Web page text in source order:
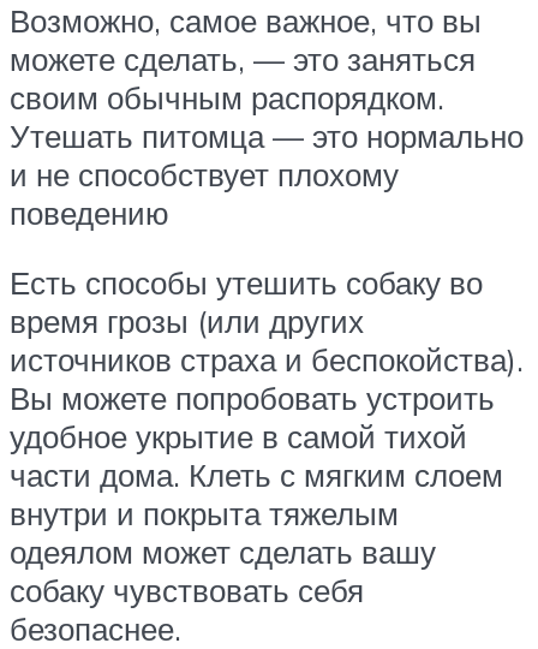
Возможно, самое важное, что вы
можете сделать, — это заняться
своим обычным распорядком.
Утешать питомца — это нормально
и не способствует плохому
поведению
Есть способы утешить собаку во
время грозы (или других
источников страха и беспокойства).
Вы можете попробовать устроить
удобное укрытие в самой тихой
части дома. Клеть с мягким слоем
внутри и покрыта тяжелым
одеялом может сделать вашу
собаку чувствовать себя
безопаснее.